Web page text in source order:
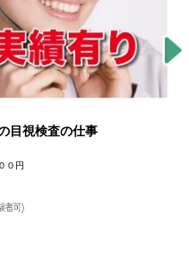
目視検査の仕事
０円